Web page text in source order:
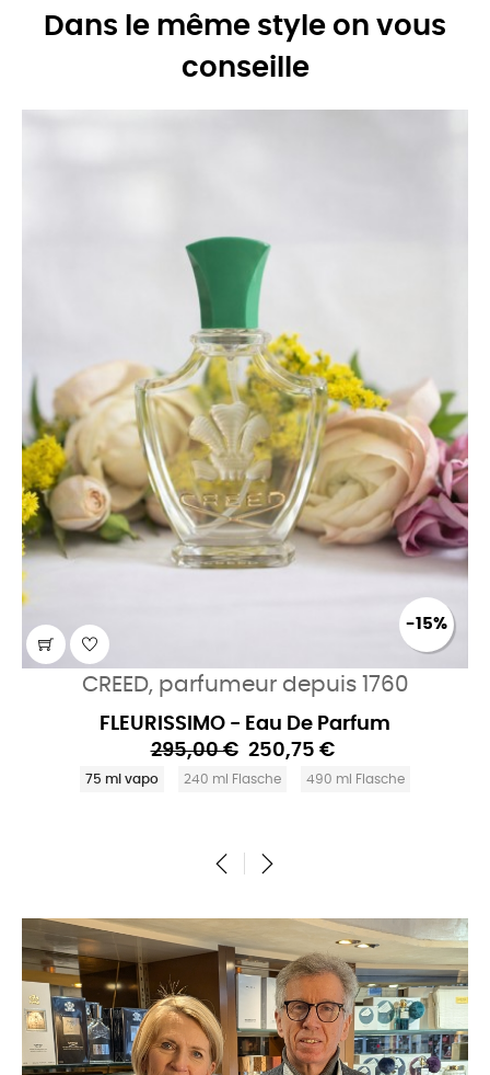
Dans le même style on vous
conseille
-15%
CREED, parfumeur depuis 1760
FLEURISSIMO - Eau De Parfum
295,00 € 250,75 €
75 ml vapo 240 ml Flasche 490 ml Flasche